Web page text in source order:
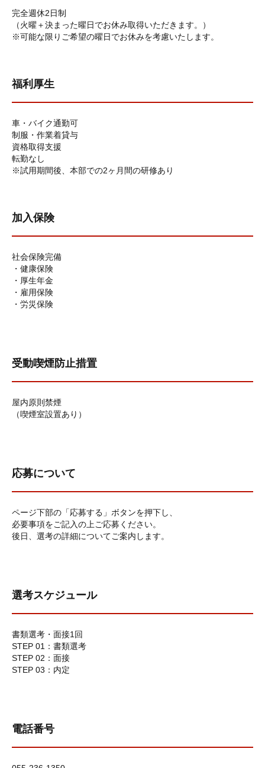
完全週休2日制
（火曜＋決まった曜日でお休み取得いただきます。）
※可能な限りご希望の曜日でお休みを考慮いたします。
福利厚生
車・バイク通勤可
制服・作業着貸与
資格取得支援
転勤なし
※試用期間後、本部での2ヶ月間の研修あり
加入保険
社会保険完備
・健康保険
・厚生年金
・雇用保険
・労災保険
受動喫煙防止措置
屋内原則禁煙
（喫煙室設置あり）
応募について
ページ下部の「応募する」ボタンを押下し、
必要事項をご記入の上ご応募ください。
後日、選考の詳細についてご案内します。
選考スケジュール
書類選考・面接1回
STEP 01：書類選考
STEP 02：面接
STEP 03：内定
電話番号